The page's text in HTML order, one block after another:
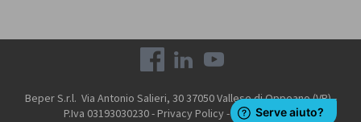
Beper S.r.l. Via Antonio Salieri, 30 37050 Vallese di Oppeano (VR) -
P.Iva 03193030230 - Privacy Policy- Cookie Policy